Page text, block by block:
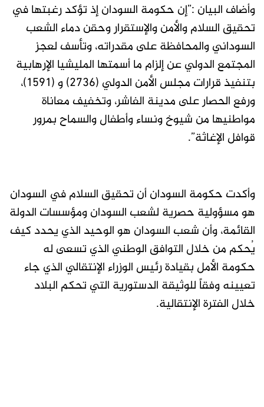
وأضاف البيان :”إن حكومة السودان إذ تؤكد رغبتها في
تحقيق السلام والأمن والإستقرار وحقن دماء الشعب
السوداني والمحافظة على مقدراته، وتأسف لعجز
المجتمع الدولي عن إلزام ما أسمتها المليشيا الإرهابية
بتنفيذ قرارات مجلس الأمن الدولي (2736) و (1591)،
ورفع الحصار على مدينة الفاشر، وتخفيف معاناة
مواطنيها من شيوخ ونساء وأطفال والسماح بمرور
قوافل الإغاثة”.
وأكدت حكومة السودان أن تحقيق السلام في السودان
هو مسؤولية حصرية لشعب السودان ومؤسسات الدولة
القائمة، وأن شعب السودان هو الوحيد الذي يحدد كيف
يُحكم من خلال التوافق الوطني الذي تسعى له
حكومة الأمل بقيادة رئيس الوزراء الإنتقالي الذي جاء
تعيينه وفقاً للوثيقة الدستورية التي تحكم البلاد
خلال الفترة الإنتقالية.